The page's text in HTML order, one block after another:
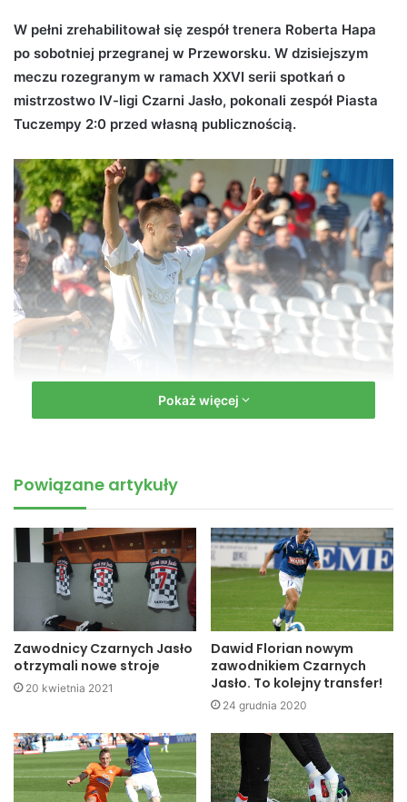
n
d
a
n
e
a
i
l
W pełni zrehabilitował się zespół trenera Roberta Hapa
po sobotniej przegranej w Przeworsku. W dzisiejszym
meczu rozegranym w ramach XXVI serii spotkań o
mistrzostwo IV-ligi Czarni Jasło, pokonali zespół Piasta
Tuczempy 2:0 przed własną publicznością.
Ekipa z Jasła bardzo dobrze mogła rozpocząć spotkanie,
gdyż już w trzeciej minucie Dawid Cempa otrzymał bardzo
dobre podanie z lewej strony boiska od Grzegorza Muni,
ale niestety najlepszy strzelec Czarnych trafił piłką w
słupek bramki strzeżonej przez Duvakina Dmytro.
Pokaż więcej
Powiązane artykuły
Zawodnicy Czarnych Jasło
otrzymali nowe stroje
20 kwietnia 2021
Dawid Florian nowym
zawodnikiem Czarnych
Jasło. To kolejny transfer!
24 grudnia 2020